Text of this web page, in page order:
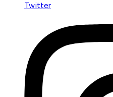
Twitter